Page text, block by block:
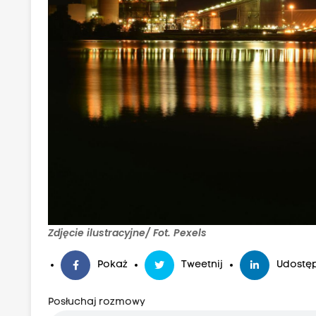
Zdjęcie ilustracyjne/ Fot. Pexels
Pokaż Tweetnij
Posłuchaj rozmowy